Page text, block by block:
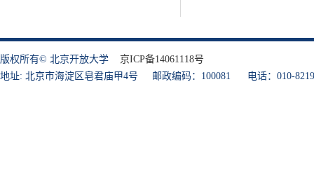
版权所有© 北京开放大学 京ICP备14061118号
地址: 北京市海淀区皂君庙甲4号 邮政编码：100081 电话：010-